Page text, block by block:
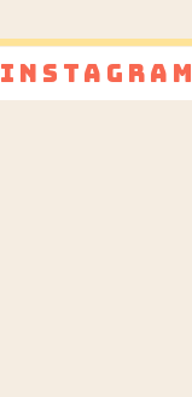
Instagram